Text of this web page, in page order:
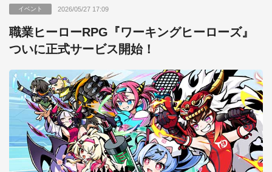
イベント 2026/05/27 17:09
職業ヒーローRPG『ワーキングヒーローズ』
ついに正式サービス開始！